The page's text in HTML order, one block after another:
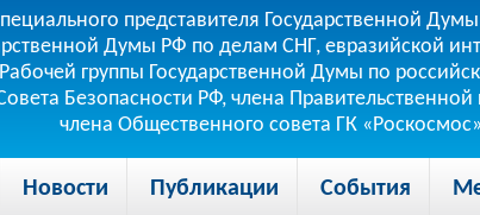
представителя Государственной
Думы РФ по делам СНГ, евразийской
группы Государственной Думы по
Безопасности РФ, члена
члена Общественного совета ГК «Роскосмос»
Новости Публикации События